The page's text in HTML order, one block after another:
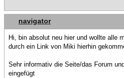
navigator
Hi, bin absolut neu hier und wollte alle
durch ein Link von Miki hierhin
Sehr informativ die Seite/das Forum
eingefügt